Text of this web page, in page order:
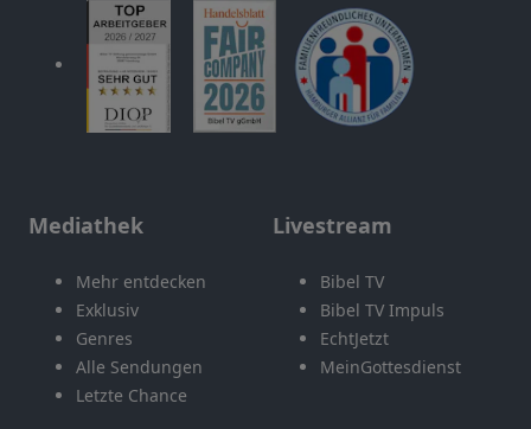
Mediathek
Mehr entdecken
Exklusiv
Genres
Alle Sendungen
Letzte Chance
Livestream
Bibel TV
Bibel TV Impuls
EchtJetzt
MeinGottesdienst